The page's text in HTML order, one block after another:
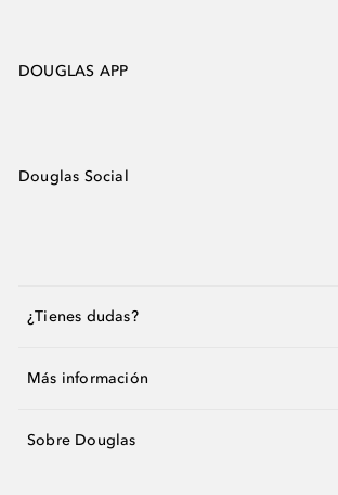
DOUGLAS APP
Douglas Social
¿Tienes dudas?
Más información
Sobre Douglas